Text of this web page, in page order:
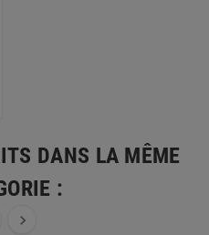
DANS LA MÊME
:
